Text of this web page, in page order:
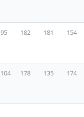
95 182 181 154
104 178 135 174